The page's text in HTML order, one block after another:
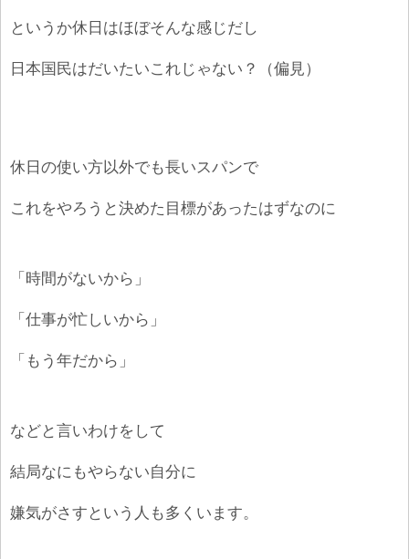
というか休日はほぼそんな感じだし
日本国民はだいたいこれじゃない？（偏見）
休日の使い方以外でも長いスパンで
これをやろうと決めた目標があったはずなのに
「時間がないから」
「仕事が忙しいから」
「もう年だから」
などと言いわけをして
結局なにもやらない自分に
嫌気がさすという人も多くいます。